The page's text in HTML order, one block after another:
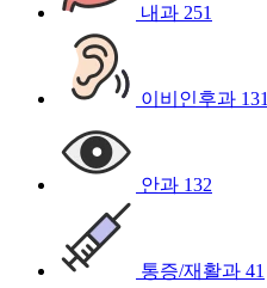
내과 251
이비인후과 131
안과 132
통증/재활과 41